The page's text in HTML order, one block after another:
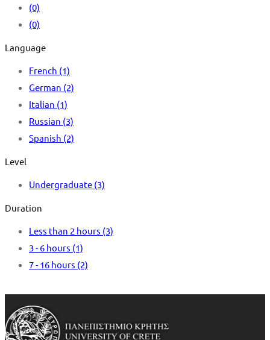
(0)
(0)
Language
French (1)
German (2)
Italian (1)
Russian (3)
Spanish (2)
Level
Undergraduate (3)
Duration
Less than 2 hours (3)
3 - 6 hours (1)
7 - 16 hours (2)